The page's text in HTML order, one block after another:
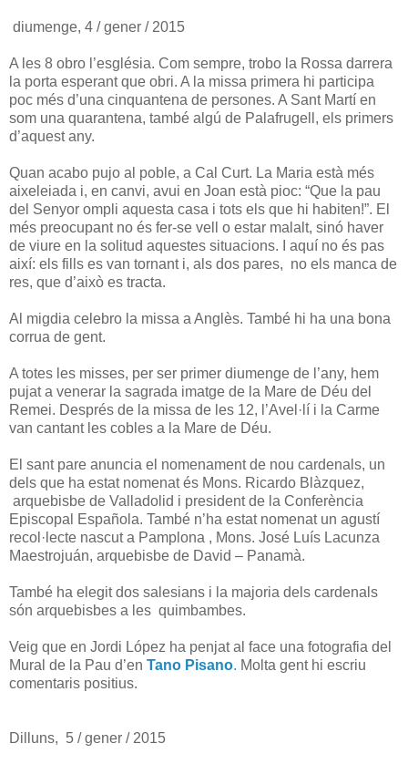
diumenge, 4 / gener / 2015
A les 8 obro l’església. Com sempre, trobo la Rossa darrera
la porta esperant que obri. A la missa primera hi participa
poc més d’una cinquantena de persones. A Sant Martí en
som una quarantena, també algú de Palafrugell, els primers
d’aquest any.
Quan acabo pujo al poble, a Cal Curt. La Maria està més
aixeleiada i, en canvi, avui en Joan està pioc: “Que la pau
del Senyor ompli aquesta casa i tots els que hi habiten!”. El
més preocupant no és fer-se vell o estar malalt, sinó haver
de viure en la solitud aquestes situacions. I aquí no és pas
així: els fills es van tornant i, als dos pares, no els manca de
res, que d’això es tracta.
Al migdia celebro la missa a Anglès. També hi ha una bona
corrua de gent.
A totes les misses, per ser primer diumenge de l’any, hem
pujat a venerar la sagrada imatge de la Mare de Déu del
Remei. Després de la missa de les 12, l’Avel·lí i la Carme
van cantant les cobles a la Mare de Déu.
El sant pare anuncia el nomenament de nou cardenals, un
dels que ha estat nomenat és Mons. Ricardo Blàzquez,
arquebisbe de Valladolid i president de la Conferència
Episcopal Española. També n’ha estat nomenat un agustí
recol·lecte nascut a Pamplona , Mons. José Luís Lacunza
Maestrojuán, arquebisbe de David – Panamà.
També ha elegit dos salesians i la majoria dels cardenals
són arquebisbes a les quimbambes.
Veig que en Jordi López ha penjat al face una fotografia del
Mural de la Pau d’en Tano Pisano. Molta gent hi escriu
comentaris positius.
Dilluns, 5 / gener / 2015